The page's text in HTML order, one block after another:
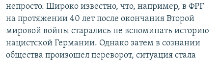
непросто. Широко известно, что, например, в ФРГ
на протяжении 40 лет после окончания Второй
мировой войны старались не вспоминать историю
нацистской Германии. Однако затем в сознании
общества произошел переворот, ситуация стала